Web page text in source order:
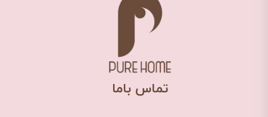
​تماس باما